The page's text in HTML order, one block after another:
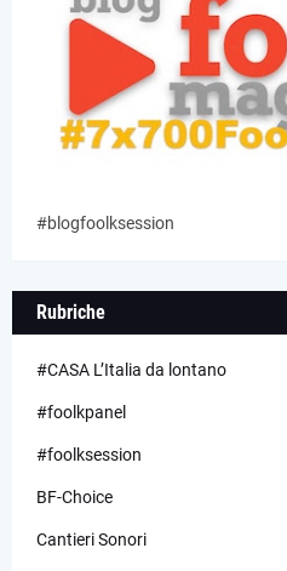
#blogfoolksession
Rubriche
#CASA L’Italia da lontano
#foolkpanel
#foolksession
BF-Choice
Cantieri Sonori